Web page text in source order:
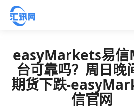
easyMarkets易信
台可靠吗？周日晚
期货下跌-
信官网